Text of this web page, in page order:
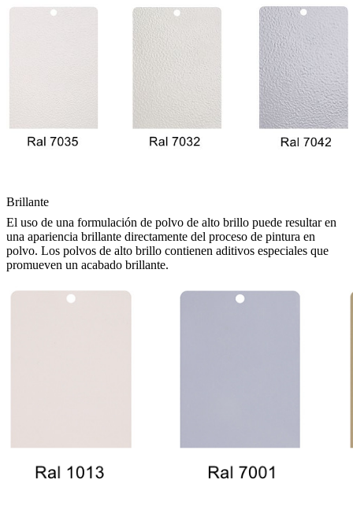
Brillante
El uso de una formulación de polvo de alto brillo puede resultar en
una apariencia brillante directamente del proceso de pintura en
polvo. Los polvos de alto brillo contienen aditivos especiales que
promueven un acabado brillante.